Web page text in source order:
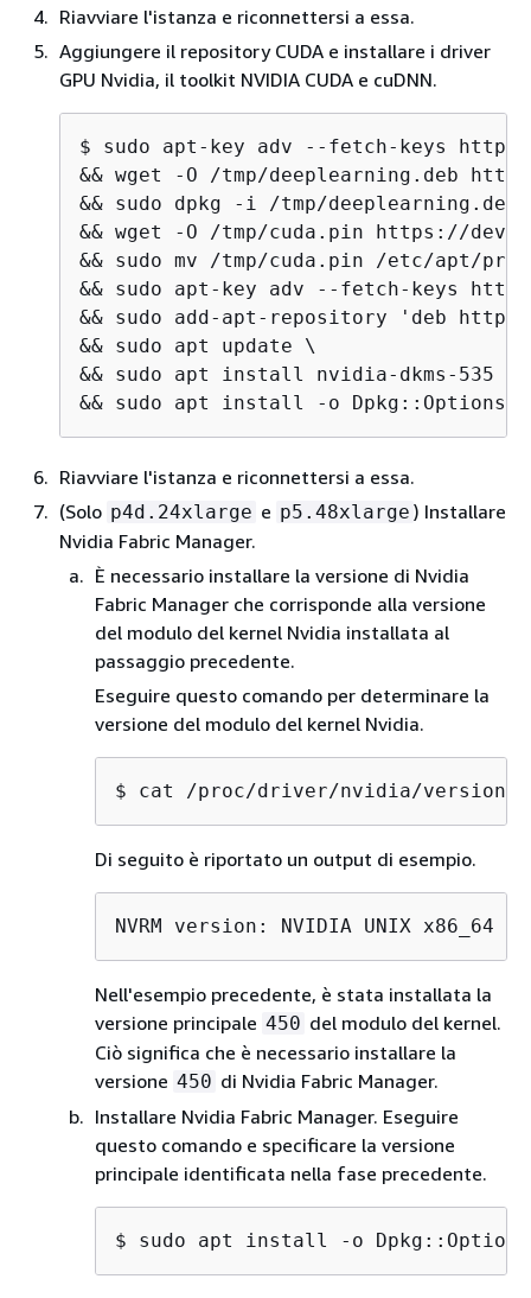
Riavviare l'istanza e riconnettersi a essa.
Aggiungere il repository CUDA e installare i driver
GPU Nvidia, il toolkit NVIDIA CUDA e cuDNN.
$ sudo apt-key adv --fetch-keys http://
&& wget -O /tmp/deeplearning.deb
&& sudo dpkg -i /tmp/deeplearning.deb
&& wget -O /tmp/cuda.pin https://
&& sudo mv /tmp/cuda.pin /etc/apt/
&& sudo apt-key adv --fetch-keys
&& sudo add-apt-repository 'deb
&& sudo apt update \
&& sudo apt install nvidia-dkms-535 \
&& sudo apt install -o
Riavviare l'istanza e riconnettersi a essa.
(Solo p4d.24xlarge e p5.48xlarge ) Installare
Nvidia Fabric Manager.
È necessario installare la versione di Nvidia
Fabric Manager che corrisponde alla versione
del modulo del kernel Nvidia installata al
passaggio precedente.
Eseguire questo comando per determinare la
versione del modulo del kernel Nvidia.
$ cat /proc/driver/nvidia/version |
Di seguito è riportato un output di esempio.
NVRM version: NVIDIA UNIX x86_64
Nell'esempio precedente, è stata installata la
versione principale 450 del modulo del kernel.
Ciò significa che è necessario installare la
versione 450 di Nvidia Fabric Manager.
Installare Nvidia Fabric Manager. Eseguire
questo comando e specificare la versione
principale identificata nella fase precedente.
$ sudo apt install -o